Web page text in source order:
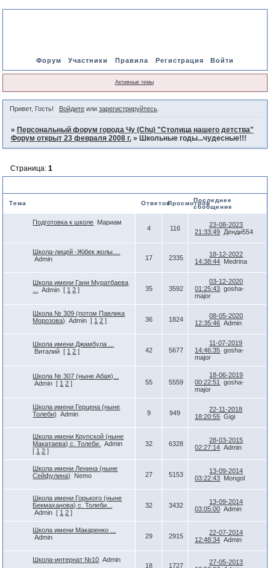
Форум Участники Правила Регистрация Войти
Активные темы
Привет, Гость! Войдитеили зарегистрируйтесь.
» Персональный форум города Чу (Chu) "Столица нашего детства"
Форум открыт 23 февраля 2008 г. » Школьные годы...чудесные!!!
Страница: 1
Тема ОтветовПросмотровПоследнее
сообщение
Подготовка к школе Мариам
4
116
23-08-2023
21:33:49 Денди554
Школа-лицей -Жібек жолы....
Admin
17 2335
18-12-2022
14:38:44 Medrina
Школа имени Гани Муратбаева
...
Admin [ 1 2 ] 35 3592
03-12-2020
01:25:43 gosha-
major
Школа № 309 (потом Павлика
Морозова)
Admin [ 1 2 ] 36 1824
08-05-2020
12:35:46 Admin
Школа имени Джамбула ...
Виталий [ 1 2 ] 42 5677
11-07-2019
14:46:35 gosha-
major
Школа № 307 (ныне Абая)...
Admin [ 1 2 ] 55 5559
18-06-2019
00:22:51 gosha-
major
Школа имени Герцена (ныне
Толеби)
Admin 9 949
22-11-2018
18:20:55 Gigi
Школа имени Крупской (ныне
Макатаева) с. Толеби.
Admin
[ 1 2 ]
32 6328
28-03-2015
02:27:14 Admin
Школа имени Ленина (ныне
Сейфулина)
Nemo 27 5153
13-09-2014
03:22:43 Mongol
Школа имени Горького (ныне
Бекмаханова) с. Толеби...
Admin [ 1 2 ]
32 3432
13-09-2014
03:05:00 Admin
Школа имени Макаренко ...
Admin
29 2915
22-07-2014
12:48:34 Admin
Школа-интернат №10 Admin
18
1727
27-05-2013